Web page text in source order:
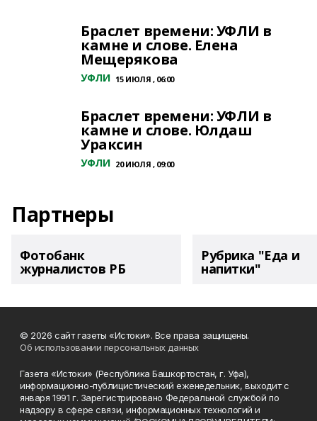
Браслет времени: УФЛИ в
камне и слове. Елена
Мещерякова
УФЛИ 15 ИЮЛЯ , 06:00
Браслет времени: УФЛИ в
камне и слове. Юлдаш
Ураксин
УФЛИ 20 ИЮЛЯ , 09:00
Партнеры
Фотобанк
журналистов РБ
Рубрика "Еда и
напитки"
© 2026 сайт газеты «Истоки». Все права защищены.
Об использовании персональных данных
Газета «Истоки» (Республика Башкортостан, г. Уфа),
информационно-публицистический еженедельник, выходит с
января 1991 г. Зарегистрировано Федеральной службой по
надзору в сфере связи, информационных технологий и